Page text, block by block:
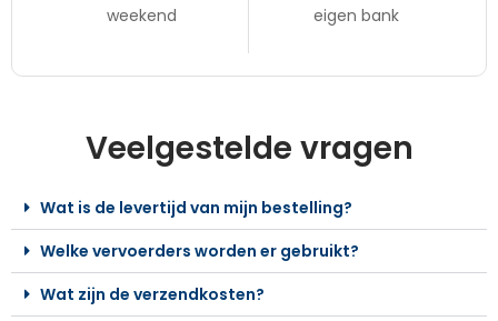
weekend
eigen bank
Veelgestelde vragen
Wat is de levertijd van mijn bestelling?
Welke vervoerders worden er gebruikt?
Wat zijn de verzendkosten?